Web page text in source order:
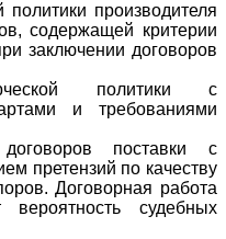
политики производителя
содержащей критерии
заключении договоров
политики с
и требованиями
поставки с
претензий по качеству
Договорная работа
судебных